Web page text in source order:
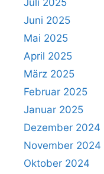
Juni 2025
Mai 2025
April 2025
März 2025
Februar 2025
Januar 2025
Dezember 2024
November 2024
Oktober 2024